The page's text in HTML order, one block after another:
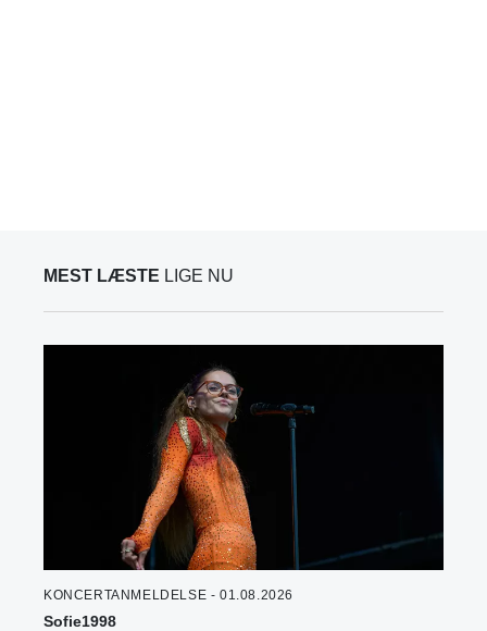
MEST LÆSTE LIGE NU
KONCERTANMELDELSE - 01.08.2026
Sofie1998